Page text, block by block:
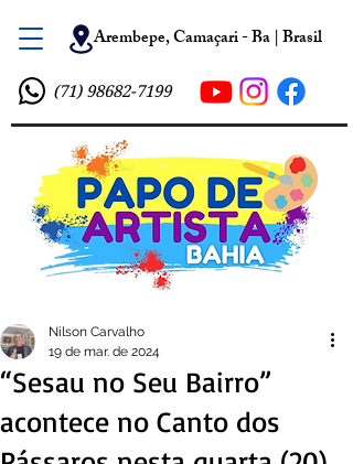
Arembepe, Camaçari - Ba | Brasil
(71) 98682-7199
“Sesau no Seu Bairro”
acontece no Canto dos
Nilson Carvalho
19 de mar. de 2024